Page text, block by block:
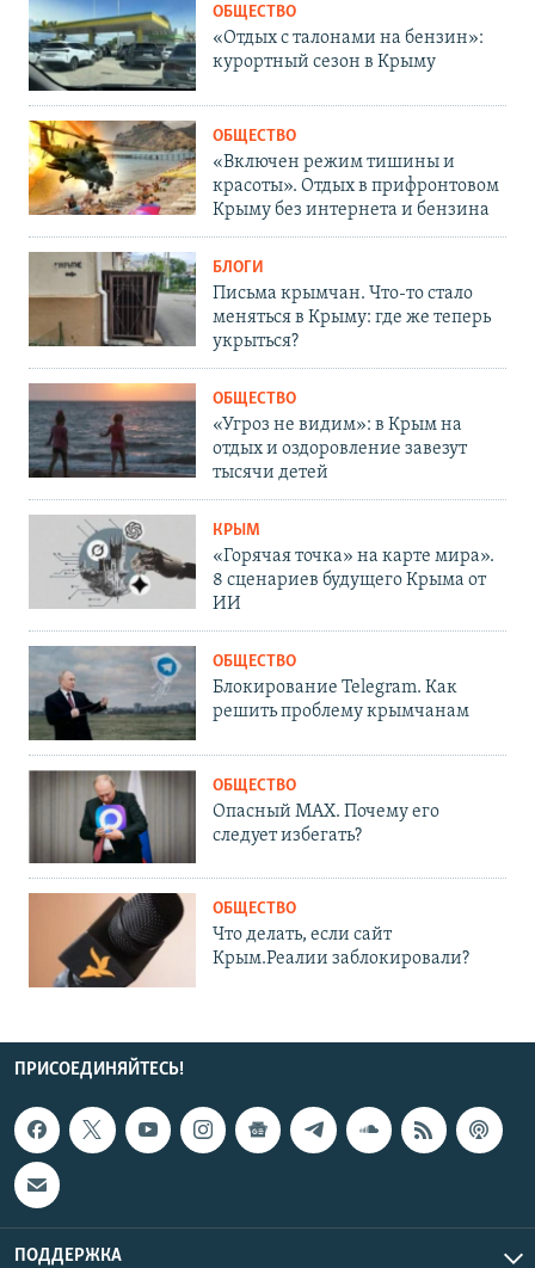
ОБЩЕСТВО
«Отдых с талонами на бензин»:
курортный сезон в Крыму
ОБЩЕСТВО
«Включен режим тишины и
красоты». Отдых в прифронтовом
Крыму без интернета и бензина
БЛОГИ
Письма крымчан. Что-то стало
меняться в Крыму: где же теперь
укрыться?
ОБЩЕСТВО
«Угроз не видим»: в Крым на
отдых и оздоровление завезут
тысячи детей
КРЫМ
«Горячая точка» на карте мира».
8 сценариев будущего Крыма от
ИИ
ОБЩЕСТВО
Блокирование Telegram. Как
решить проблему крымчанам
ОБЩЕСТВО
Опасный MAX. Почему его
следует избегать?
ОБЩЕСТВО
Что делать, если сайт
Крым.Реалии заблокировали?
ПРИСОЕДИНЯЙТЕСЬ!
ПОДДЕРЖКА